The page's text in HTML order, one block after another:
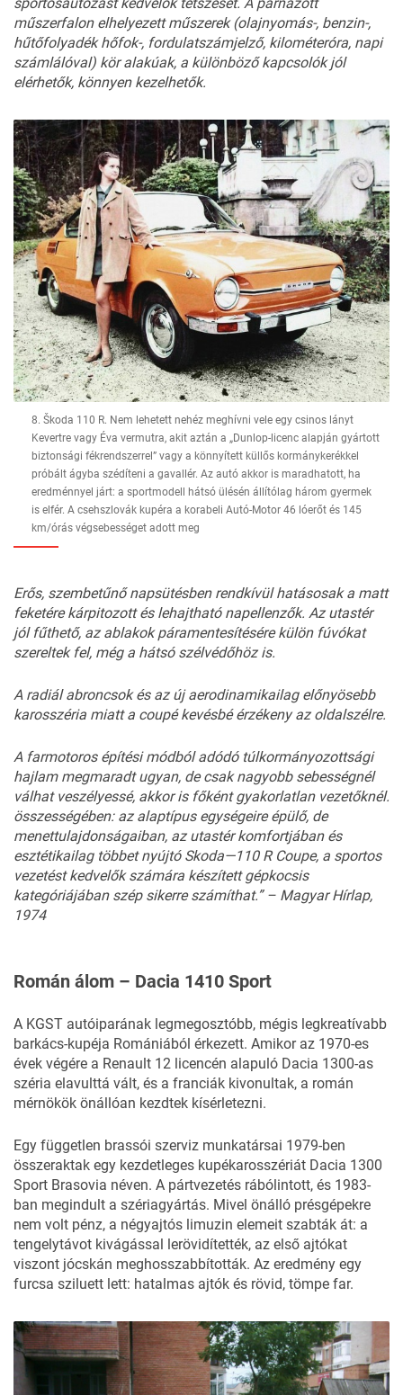
műszerfalon elhelyezett műszerek (olajnyomás-, benzin-,
hűtőfolyadék hőfok-, fordulatszámjelző, kilométeróra, napi
számlálóval) kör alakúak, a különböző kapcsolók jól
elérhetők, könnyen kezelhetők.
8. Škoda 110 R. Nem lehetett nehéz meghívni vele egy csinos lányt
Kevertre vagy Éva vermutra, akit aztán a „Dunlop-licenc alapján gyártott
biztonsági fékrendszerrel” vagy a könnyített küllős kormánykerékkel
próbált ágyba szédíteni a gavallér. Az autó akkor is maradhatott, ha
eredménnyel járt: a sportmodell hátsó ülésén állítólag három gyermek
is elfér. A csehszlovák kupéra a korabeli Autó-Motor 46 lóerőt és 145
km/órás végsebességet adott meg
Erős, szembetűnő napsütésben rendkívül hatásosak a matt
feketére kárpitozott és lehajtható napellenzők. Az utastér
jól fűthető, az ablakok páramentesítésére külön fúvókat
szereltek fel, még a hátsó szélvédőhöz is.
A radiál abroncsok és az új aerodinamikailag előnyösebb
karosszéria miatt a coupékevésbé érzékeny az oldalszélre.
A farmotoros építési módból adódó túlkormányozottsági
hajlam megmaradt ugyan, de csak nagyobb sebességnél
válhat veszélyessé, akkor is főként gyakorlatlan vezetőknél.
összességében: az alaptípus egységeire épülő, de
menettulajdonságaiban, az utastér komfortjában és
esztétikailag többet nyújtó Skoda—110 R Coupe, a sportos
vezetést kedvelők számára készített gépkocsis
kategóriájában szép sikerre számíthat.” – Magyar Hírlap,
1974
Román álom – Dacia 1410 Sport
A KGST autóiparának legmegosztóbb, mégis legkreatívabb
barkács-kupéja Romániából érkezett. Amikor az 1970-es
évek végére a Renault 12 licencén alapuló Dacia 1300-as
széria elavulttá vált, és a franciák kivonultak, a román
mérnökök önállóan kezdtek kísérletezni.
Egy független brassói szerviz munkatársai 1979-ben
összeraktak egy kezdetleges kupékarosszériát Dacia 1300
Sport Brasovia néven. A pártvezetés rábólintott, és 1983-
ban megindult a szériagyártás. Mivel önálló présgépekre
nem volt pénz, a négyajtós limuzin elemeit szabták át: a
tengelytávot kivágással lerövidítették, az első ajtókat
viszont jócskán meghosszabbították. Az eredmény egy
furcsa sziluett lett: hatalmas ajtók és rövid, tömpe far.